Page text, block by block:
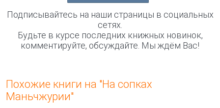
Подписывайтесь на наши страницы в социальных
сетях.
Будьте в курсе последних книжных новинок,
комментируйте, обсуждайте. Мы ждём Вас!
Похожие книги на "На сопках
Маньчжурии"